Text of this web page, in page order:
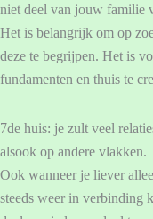
niet deel van jouw familie
Het is belangrijk om op
deze te begrijpen. Het is
fundamenten en thuis te
7de huis: je zult veel
alsook op andere vlakken.
Ook wanneer je liever
steeds weer in verbinding